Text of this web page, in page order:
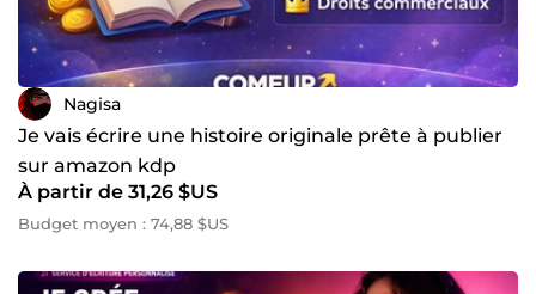
Nagisa
Je vais écrire une histoire originale prête à publier
sur amazon kdp
À partir de 31,26 $US
Budget moyen : 74,88 $US